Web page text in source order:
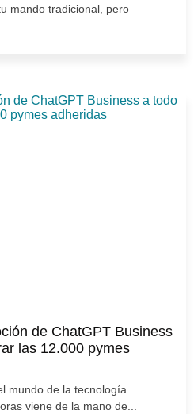
mando tradicional, pero
de ChatGPT Business
las 12.000 pymes
mundo de la tecnología
viene de la mano de...